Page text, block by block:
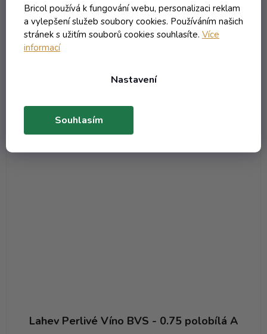
Bricol používá k fungování webu, personalizaci reklam
a vylepšení služeb soubory cookies. Používáním našich
stránek s užitím souborů cookies souhlasíte. Více
informací
Nastavení
Souhlasím
Není skladem (neplaťte předem! )
28,02 Kč včetně DPH
DO KOŠÍKU
Lahev Perlivé Víno BVS - 0.75 polobílá A